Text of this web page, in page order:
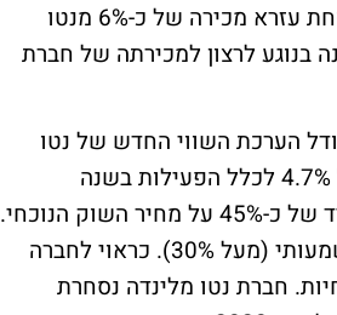
צפוי לתמוך במחזורי המסחר של חברת הבת. בהמשך, השלימה משפחת עזרא מכירה של כ-6% מנטו
בנוגע לרצון למכירתה של חברת
הערכת השווי החדש של נטו
מלינדה לוקח בחשבון שיעור היוון של 9% לצד רווחיות תפעולית של 4.7% לכלל הפעילות בשנה
המייצגת ומוביל אותנו למחיר יעד של 71 שקל למניה, המגלם אפסייד של כ-45% על מחיר השוק הנוכחי.
נדגיש כי גם ללא הסכם שיווק העופות החדש, מדובר על אפסייד משמעותי (מעל 30%). כראוי לחברה
חברת נטו מלינדה נסחרת